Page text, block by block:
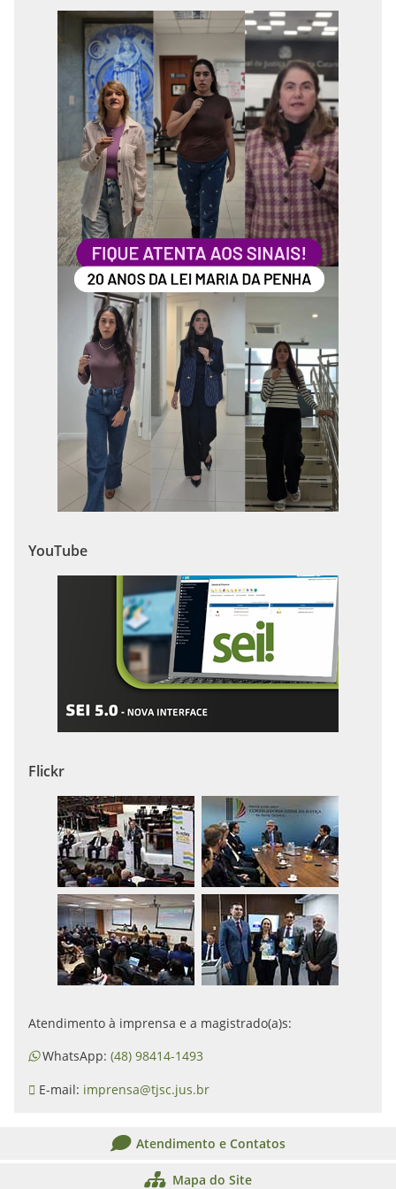
YouTube
Flickr
Atendimento à imprensa e a magistrado(a)s:
WhatsApp: (48) 98414-1493
E-mail: imprensa@tjsc.jus.br
Atendimento e Contatos
Mapa do Site